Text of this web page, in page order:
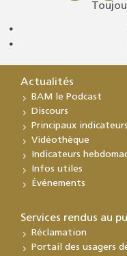
Actualités
BAM le Podcast
Discours
Principaux indicateurs
Vidéothèque
Indicateurs
Infos utiles
Événements
Services rendus au
Réclamation
Portail des usagers